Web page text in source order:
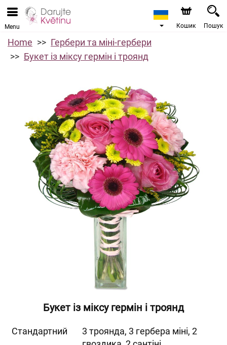
Menu Кошик Пошук
Home
Гербери та міні-гербери
Букет із міксу гермін і троянд
Букет із міксу гермін і троянд
Cтандартний
3 троянда, 3 гербера міні, 2